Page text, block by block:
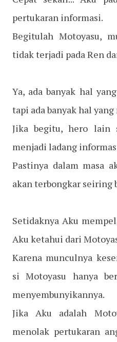
pertukaran informasi.
Begitulah Motoyasu,
tidak terjadi pada Ren
Ya, ada banyak hal
tapi ada banyak hal
Jika begitu, hero lain
menjadi ladang
Pastinya dalam masa
akan terbongkar seiring
Setidaknya Aku
Aku ketahui dari
Karena munculnya
si Motoyasu hanya
menyembunyikannya.
Jika Aku adalah
menolak pertukaran